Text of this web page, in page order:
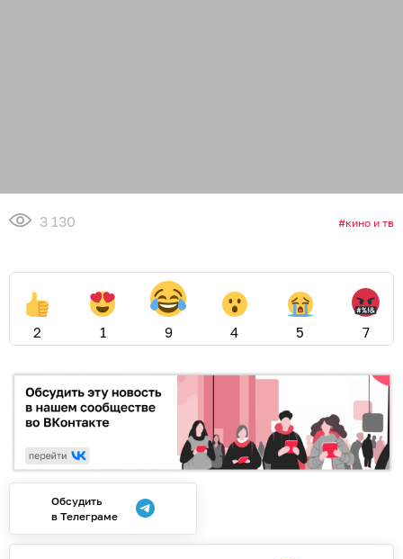
3 130 кино и тв
2 1 9 4 5 7
Обсудить
в Телеграме